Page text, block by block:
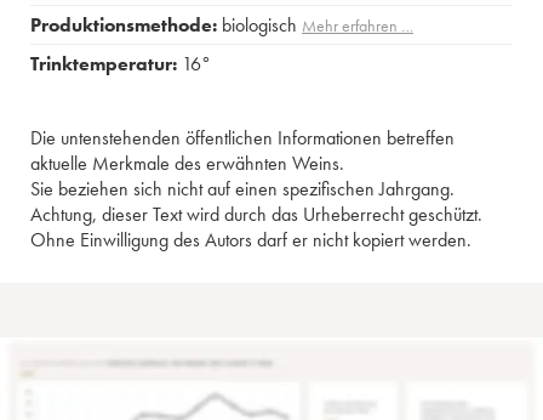
Produktionsmethode: biologisch Mehr erfahren …
Trinktemperatur: 16°
Die untenstehenden öffentlichen Informationen betreffen
aktuelle Merkmale des erwähnten Weins.
Sie beziehen sich nicht auf einen spezifischen Jahrgang.
Achtung, dieser Text wird durch das Urheberrecht geschützt.
Ohne Einwilligung des Autors darf er nicht kopiert werden.